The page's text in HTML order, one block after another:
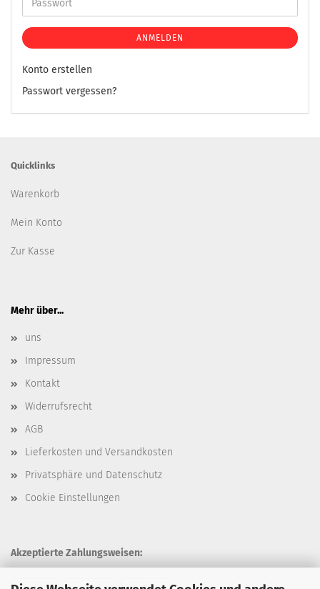
ANMELDEN
Konto erstellen
Passwort vergessen?
Quicklinks
Warenkorb
Mein Konto
Zur Kasse
Mehr über...
uns
Impressum
Kontakt
Widerrufsrecht
AGB
Lieferkosten und Versandkosten
Privatsphäre und Datenschutz
Cookie Einstellungen
Akzeptierte Zahlungsweisen: